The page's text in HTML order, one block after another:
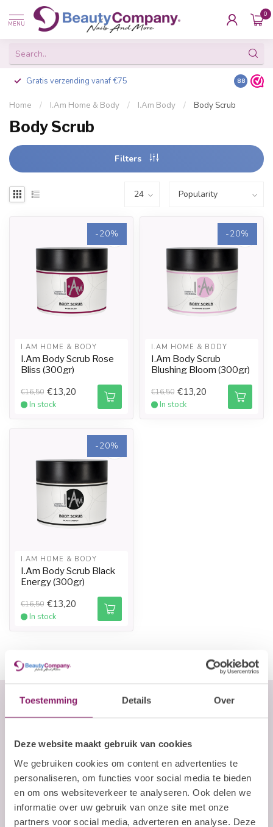
Toestemming Details Over
Deze website maakt gebruik van cookies
We gebruiken cookies om content en advertenties te
personaliseren, om functies voor social media te bieden
en om ons websiteverkeer te analyseren. Ook delen we
informatie over uw gebruik van onze site met onze
partners voor social media, adverteren en analyse. Deze
MENU
0
Gratis verzending vanaf €75 Besteld
8.8
Home / I.Am Home & Body / I.Am Body / Body Scrub
Body Scrub
Filters
-20%
I.AM HOME & BODY
I.Am Body Scrub Rose
Bliss (300gr)
€16,50 €13,20
In stock
-20%
I.AM HOME & BODY
I.Am Body Scrub
Blushing Bloom (300gr)
€16,50 €13,20
In stock
-20%
I.AM HOME & BODY
I.Am Body Scrub Black
Energy (300gr)
€16,50 €13,20
In stock
Abonneer je op onze nieuwsbrief
Blijf op de hoogte over onze laatste acties
E-mailadres
Abonneer